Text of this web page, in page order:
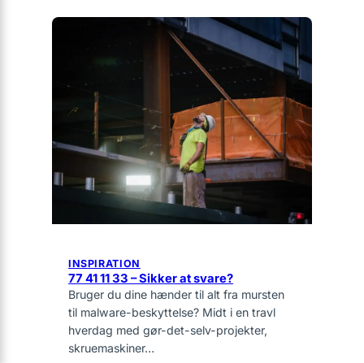
INSPIRATION
77 41 11 33 – Sikker at svare?
Bruger du dine hænder til alt fra mursten
til malware-beskyttelse? Midt i en travl
hverdag med gør-det-selv-projekter,
skruemaskiner…